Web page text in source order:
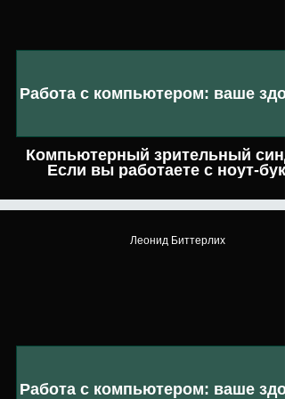
Компьютерный зрительный
Если вы работаете с ноут-
Работа с компьютером: ваше
Работа с компьютером: ваше
Леонид Биттерлих